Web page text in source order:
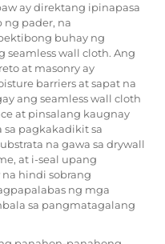
ay direktang ipinapasa
pader, na
buhay ng
wall cloth. Ang
at masonry ay
barriers at sapat na
ang seamless wall cloth
at pinsalang kaugnay
pagkakadikit sa
na gawa sa drywall
at i-seal upang
hindi sobrang
ng mga
sa pangmatagalang